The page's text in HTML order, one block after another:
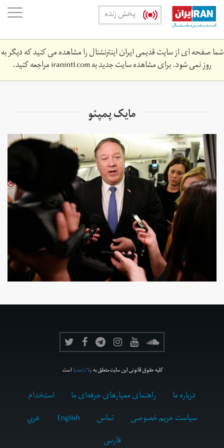
Skip
main
content
پخش زنده
شما صفحه ای از سایت قدیمی ایران اینترنشنال را مشاهده می کنید که دیگر به
روز نمی شود. برای مشاهده سایت جدید بهiranintl.comمراجعه کنید.
مایک پمپئو
کلیه حقوق قانونی این سایت متعلق بهولانت‌مدیااست.
درباره ما راهنمای معیارهای حرفه‌ای ما
استخدام
سیاست حریم خصوصی
تماس English
عربي
فارسى